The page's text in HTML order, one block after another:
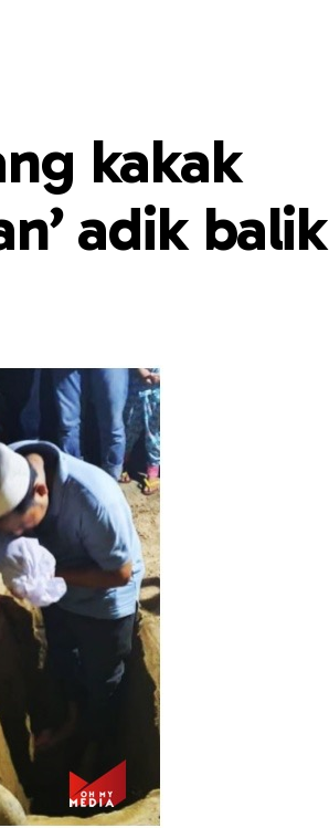
kakak
adik balik